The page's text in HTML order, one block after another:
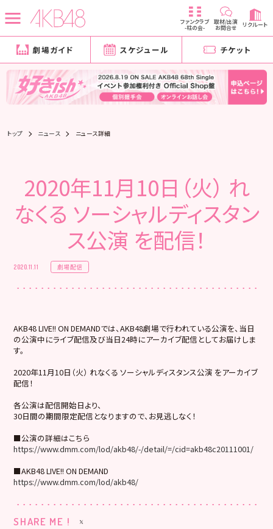
ファンクラブ
-柱の会-
取材/出演
お問合せ リクルート
劇場ガイド スケジュール チケット
トップ ニュース ニュース詳細
2020年11月10日（火） れ
なくる ソーシャルディスタン
ス公演 を配信！
2020.11.11 劇場配信
AKB48 LIVE!! ON DEMANDでは、AKB48劇場で行われている公演を、当日
の公演中にライブ配信及び当日24時にアーカイブ配信としてお届けしま
す。
2020年11月10日（火） れなくる ソーシャルディスタンス公演 をアーカイブ
配信！
各公演は配信開始日より、
30日間の期間限定配信となりますので、お見逃しなく！
■公演の詳細はこちら
https://www.dmm.com/lod/akb48/-/detail/=/cid=akb48c20111001/
■AKB48 LIVE!! ON DEMAND
https://www.dmm.com/lod/akb48/
SHARE ME !